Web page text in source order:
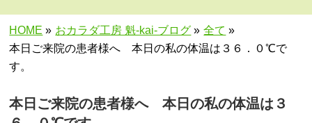
HOME » おカラダ工房 魁-kai-ブログ » 全て »
本日ご来院の患者様へ 本日の私の体温は３６．０℃で
す。
本日ご来院の患者様へ 本日の私の体温は３